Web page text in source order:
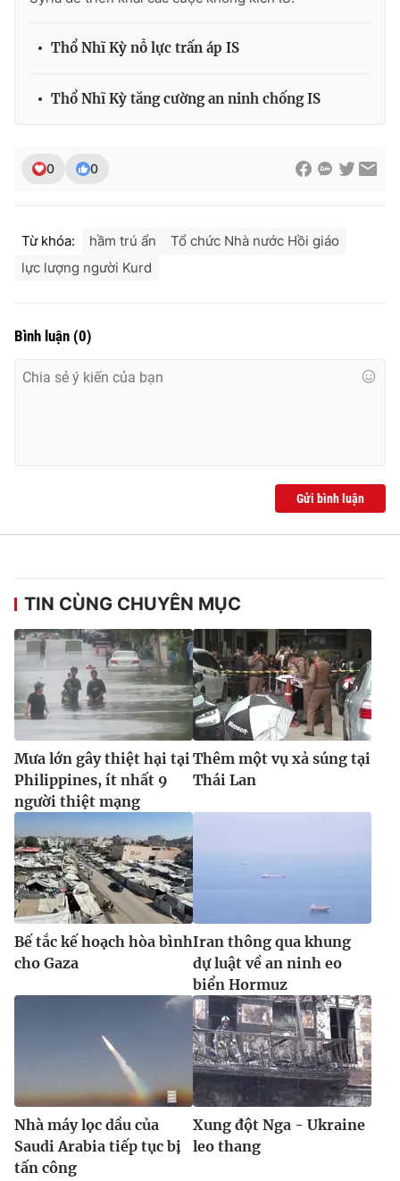
Theo dõi báo trên
Cơ quan báo chí: Thời báo VTV
Giấy phép hoạt động báo in và báo điện tử số 483/GP-BTTTT
Phó Tổng Biên tập:
Tổng đài VTV:024.38 355 931 - 024.38 355 932
® Cấm sao chép dưới mọi hình thức nếu không có sự chấp
thuận bằng văn bản. Ghi rõ nguồn VTV.vn khi phát hành lại
Thổ Nhĩ Kỳ nỗ lực trấn áp IS
Thổ Nhĩ Kỳ tăng cường an ninh chống IS
0 0
Từ khóa: hầm trú ẩn
Tổ chức Nhà nước Hồi giáo
lực lượng người Kurd
Bình luận (0)
Gửi bình luận
TIN CÙNG CHUYÊN MỤC
Mưa lớn gây thiệt hại tại
Philippines, ít nhất 9
người thiệt mạng
Thêm một vụ xả súng tại
Thái Lan
Bế tắc kế hoạch hòa bình
cho Gaza
Iran thông qua khung
dự luật về an ninh eo
biển Hormuz
Nhà máy lọc dầu của
Saudi Arabia tiếp tục bị
tấn công
Xung đột Nga - Ukraine
leo thang